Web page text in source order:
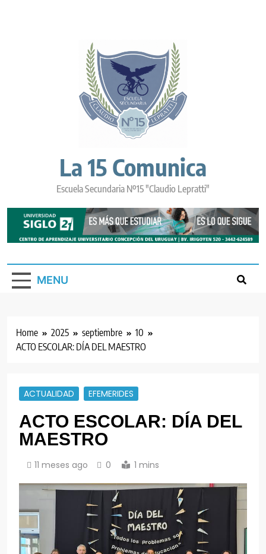
La 15 Comunica
Escuela Secundaria Nº15 "Claudio Lepratti"
MENU
Home 2025 septiembre
10
ACTO ESCOLAR: DÍA DEL MAESTRO
ACTUALIDAD EFEMERIDES
ACTO ESCOLAR: DÍA DEL
MAESTRO
11 meses ago 0 1 mins